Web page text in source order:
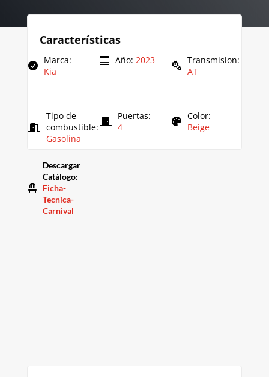
Características
Marca:
Kia
Año:2023 Transmision:
AT
Tipo de
combustible:
Gasolina
Puertas:
4
Color:
Beige
Descargar
Catálogo:
Ficha-
Tecnica-
Carnival